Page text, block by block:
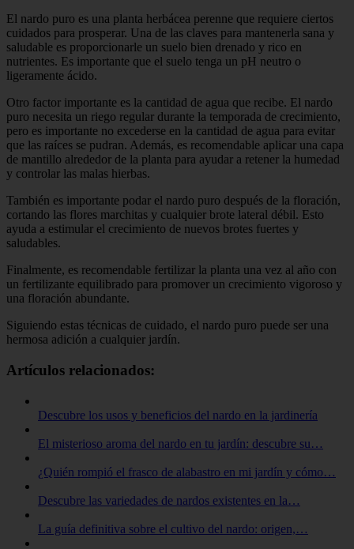
El nardo puro es una planta herbácea perenne que requiere ciertos
cuidados para prosperar. Una de las claves para mantenerla sana y
saludable es proporcionarle un suelo bien drenado y rico en
nutrientes. Es importante que el suelo tenga un pH neutro o
ligeramente ácido.
Otro factor importante es la cantidad de agua que recibe. El nardo
puro necesita un riego regular durante la temporada de crecimiento,
pero es importante no excederse en la cantidad de agua para evitar
que las raíces se pudran. Además, es recomendable aplicar una capa
de mantillo alrededor de la planta para ayudar a retener la humedad
y controlar las malas hierbas.
También es importante podar el nardo puro después de la floración,
cortando las flores marchitas y cualquier brote lateral débil. Esto
ayuda a estimular el crecimiento de nuevos brotes fuertes y
saludables.
Finalmente, es recomendable fertilizar la planta una vez al año con
un fertilizante equilibrado para promover un crecimiento vigoroso y
una floración abundante.
Siguiendo estas técnicas de cuidado, el nardo puro puede ser una
hermosa adición a cualquier jardín.
Artículos relacionados:
Descubre los usos y beneficios del nardo en la jardinería
El misterioso aroma del nardo en tu jardín: descubre su…
¿Quién rompió el frasco de alabastro en mi jardín y cómo…
Descubre las variedades de nardos existentes en la…
La guía definitiva sobre el cultivo del nardo: origen,…